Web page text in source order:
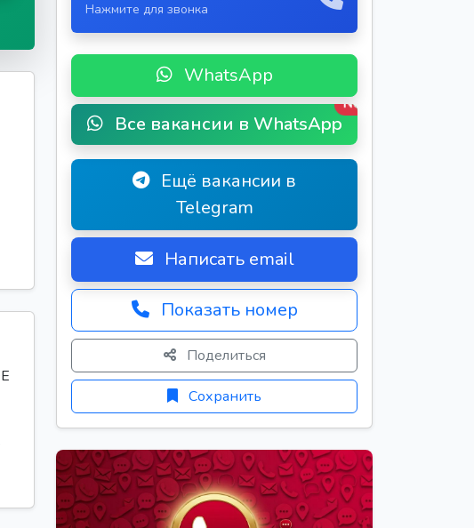
Нажмите для звонка
WhatsApp
Все вакансии в WhatsApp
New
Ещё вакансии в
Telegram
Написать email
Показать номер
Поделиться
Сохранить